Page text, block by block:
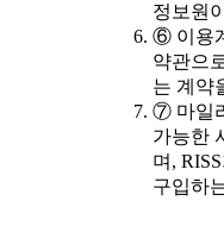
정보원
⑥ 이용
약관으
는 계약
⑦ 마일
가능한
며,
구입하